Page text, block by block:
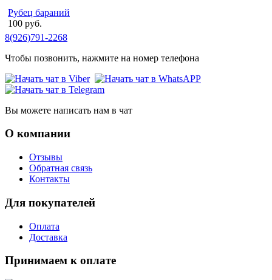
Рубец бараний
100 руб.
8(926)791-2268
Чтобы позвонить, нажмите на номер телефона
Вы можете написать нам в чат
О компании
Отзывы
Обратная связь
Контакты
Для покупателей
Оплата
Доставка
Принимаем к оплате